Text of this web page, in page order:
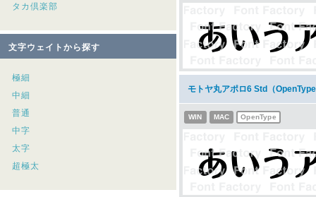
タカ倶楽部
文字ウェイトから探す
極細
中細
普通
中字
太字
超極太
モトヤ丸アポロ6 Std（
WIN MAC OpenType